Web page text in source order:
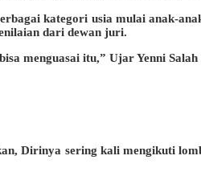
kategori usia mulai anak-
dari dewan juri.
menguasai itu,” Ujar Yenni
Dirinya sering kali mengikuti